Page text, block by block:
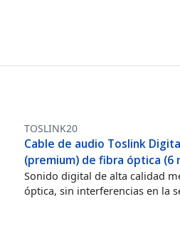
TOSLINK20
Cable de audio Toslink
(premium) de fibra óptica (6
Sonido digital de alta calidad
óptica, sin interferencias en la